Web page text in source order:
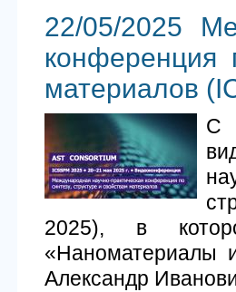
22/05/2025
конференция
материалов
С
2025), в
«Наноматериалы
Александр